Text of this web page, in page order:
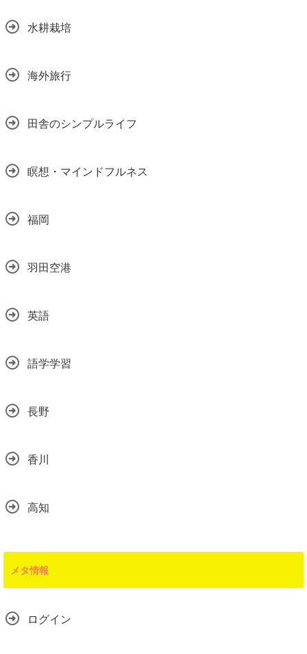
水耕栽培
海外旅行
田舎のシンプルライフ
瞑想・マインドフルネス
福岡
羽田空港
英語
語学学習
長野
香川
高知
メタ情報
ログイン